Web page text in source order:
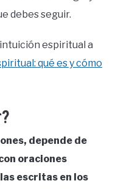
debes seguir.
espiritual a
qué es y cómo
depende de
oraciones
escritas en los